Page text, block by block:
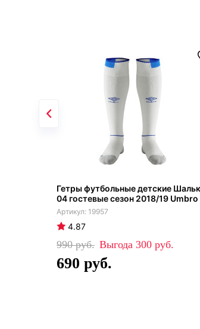
Гетры футбольные детские
04 гостевые сезон 2018/19 Umbro
19957
4.87
990 300
690